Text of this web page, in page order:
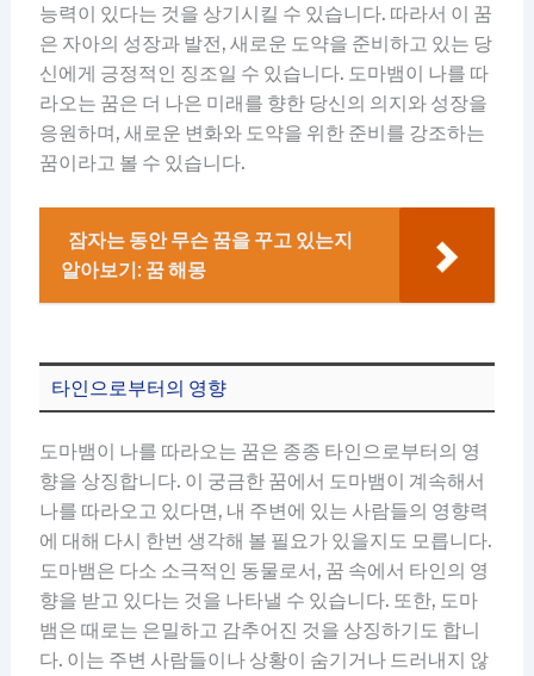
능력이 있다는 것을 상기시킬 수 있습니다. 따라서 이 꿈
은 자아의 성장과 발전, 새로운 도약을 준비하고 있는 당
신에게 긍정적인 징조일 수 있습니다. 도마뱀이 나를 따
라오는 꿈은 더 나은 미래를 향한 당신의 의지와 성장을
응원하며, 새로운 변화와 도약을 위한 준비를 강조하는
꿈이라고 볼 수 있습니다.
잠자는 동안 무슨 꿈을 꾸고 있는지
알아보기: 꿈 해몽
타인으로부터의 영향
도마뱀이 나를 따라오는 꿈은 종종 타인으로부터의 영
향을 상징합니다. 이 궁금한 꿈에서 도마뱀이 계속해서
나를 따라오고 있다면, 내 주변에 있는 사람들의 영향력
에 대해 다시 한번 생각해 볼 필요가 있을지도 모릅니다.
도마뱀은 다소 소극적인 동물로서, 꿈 속에서 타인의 영
향을 받고 있다는 것을 나타낼 수 있습니다. 또한, 도마
뱀은 때로는 은밀하고 감추어진 것을 상징하기도 합니
다. 이는 주변 사람들이나 상황이 숨기거나 드러내지 않